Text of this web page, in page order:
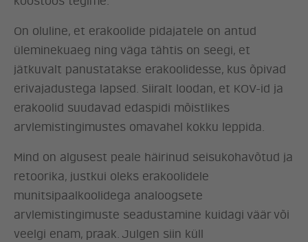
On oluline, et erakoolide pidajatele on antud
üleminekuaeg ning väga tähtis on seegi, et
jätkuvalt panustatakse erakoolidesse, kus õpivad
erivajadustega lapsed. Siiralt loodan, et KOV-id ja
erakoolid suudavad edaspidi mõistlikes
arvlemistingimustes omavahel kokku leppida.
Mind on algusest peale häirinud seisukohavõtud ja
retoorika, justkui oleks erakoolidele
munitsipaalkoolidega analoogsete
arvlemistingimuste seadustamine kuidagi väär või
veelgi enam, praak. Julgen siin küll